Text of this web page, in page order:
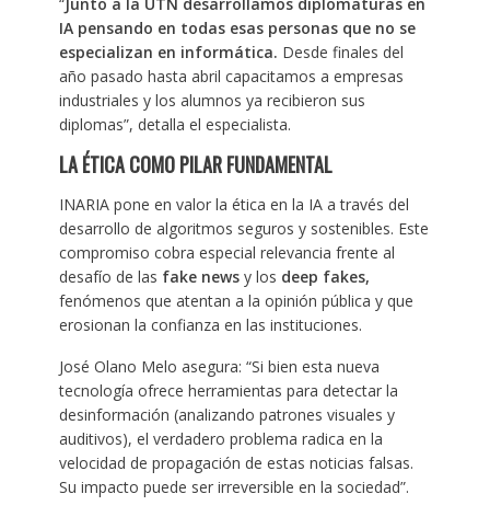
IA pensando en todas esas personas que no se
especializan en informática. Desde finales del
año pasado hasta abril capacitamos a empresas
industriales y los alumnos ya recibieron sus
diplomas”, detalla el especialista.
LAÉTICA COMO PILAR FUNDAMENTAL
INARIA pone en valor la ética en la IA a través del
desarrollo de algoritmos seguros y sostenibles. Este
compromiso cobra especial relevancia frente al
desafío de las fake newsy los deep fakes,
fenómenos que atentan a la opinión pública y que
erosionan la confianza en las instituciones.
José Olano Melo asegura: “Si bien esta nueva
tecnología ofrece herramientas para detectar la
desinformación (analizando patrones visuales y
auditivos), el verdadero problema radica en la
velocidad de propagación de estas noticias falsas.
Su impacto puede ser irreversible en la sociedad”.